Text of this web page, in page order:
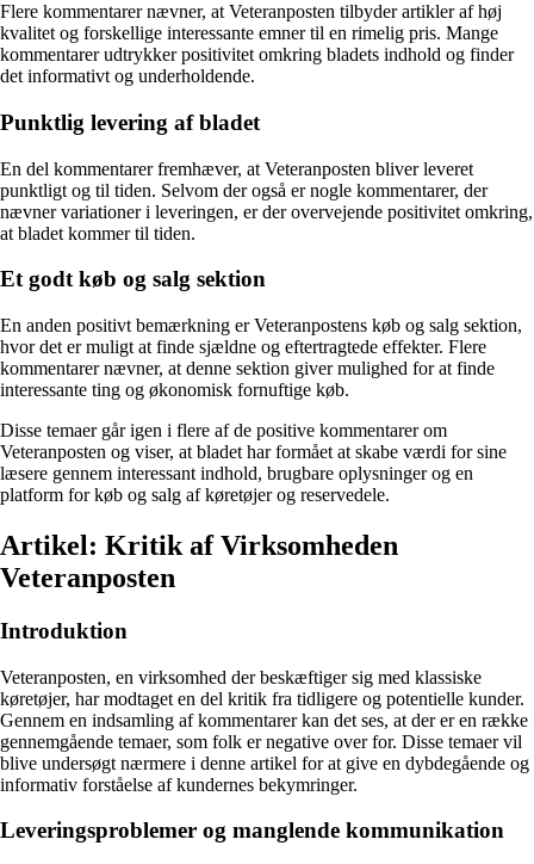
Flere kommentarer nævner, at Veteranposten tilbyder artikler af høj
kvalitet og forskellige interessante emner til en rimelig pris. Mange
kommentarer udtrykker positivitet omkring bladets indhold og finder
det informativt og underholdende.
Punktlig levering af bladet
En del kommentarer fremhæver, at Veteranposten bliver leveret
punktligt og til tiden. Selvom der også er nogle kommentarer, der
nævner variationer i leveringen, er der overvejende positivitet omkring,
at bladet kommer til tiden.
Et godt køb og salg sektion
En anden positivt bemærkning er Veteranpostens køb og salg sektion,
hvor det er muligt at finde sjældne og eftertragtede effekter. Flere
kommentarer nævner, at denne sektion giver mulighed for at finde
interessante ting og økonomisk fornuftige køb.
Disse temaer går igen i flere af de positive kommentarer om
Veteranposten og viser, at bladet har formået at skabe værdi for sine
læsere gennem interessant indhold, brugbare oplysninger og en
platform for køb og salg af køretøjer og reservedele.
Artikel: Kritik af Virksomheden
Veteranposten
Introduktion
Veteranposten, en virksomhed der beskæftiger sig med klassiske
køretøjer, har modtaget en del kritik fra tidligere og potentielle kunder.
Gennem en indsamling af kommentarer kan det ses, at der er en række
gennemgående temaer, som folk er negative over for. Disse temaer vil
blive undersøgt nærmere i denne artikel for at give en dybdegående og
informativ forståelse af kundernes bekymringer.
Leveringsproblemer og manglende kommunikation